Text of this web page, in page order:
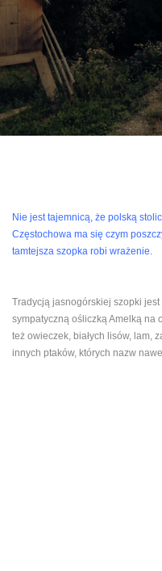
Nie jest tajemnicą, że polską
Częstochowa ma się czym
tamtejsza szopka robi wrażenie.
Tradycją jasnogórskiej szopki
sympatyczną ośliczką Amelką na
też owieczek, białych lisów, lam,
innych ptaków, których nazw